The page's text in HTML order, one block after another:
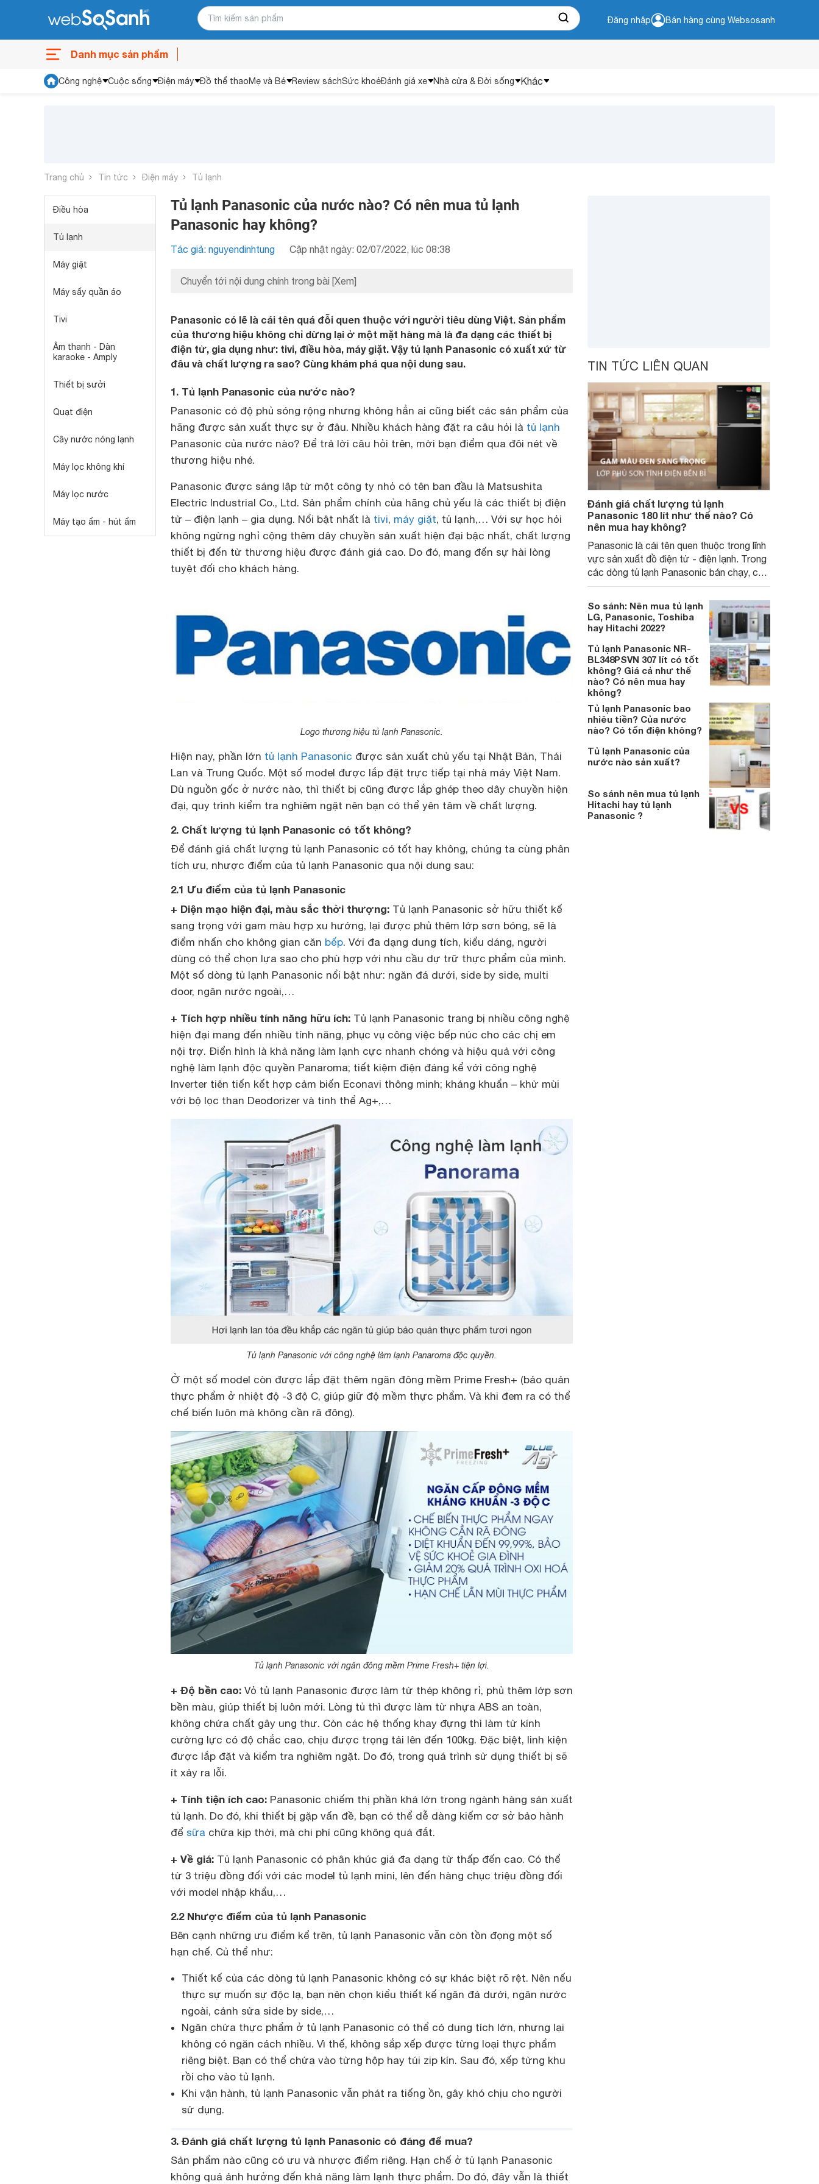
Đăng nhập Bán hàng cùng Websosanh
Danh mục sản phẩm
Công nghệ Cuộc sống Điện máy Đồ thể thaoMẹ và Bé Review sáchSức khoẻĐánh giá xe Nhà cửa & Đời sống Khác
Trang chủ Tin tức Điện máy Tủ lạnh
Điều hòa
Tủ lạnh
Máy giặt
Máy sấy quần áo
Tivi
Âm thanh - Dàn
karaoke - Amply
Thiết bị sưởi
Quạt điện
Cây nước nóng lạnh
Máy lọc không khí
Máy lọc nước
Máy tạo ẩm - hút ẩm
Tủ lạnh Panasonic của nước nào? Có nên mua tủ lạnh
Panasonic hay không?
Tác giả: nguyendinhtung Cập nhật ngày: 02/07/2022, lúc 08:38
Chuyển tới nội dung chính trong bài [Xem]
Panasonic có lẽ là cái tên quá đỗi quen thuộc với người tiêu dùng Việt. Sản phẩm
của thương hiệu không chỉ dừng lại ở một mặt hàng mà là đa dạng các thiết bị
điện tử, gia dụng như: tivi, điều hòa, máy giặt. Vậy tủ lạnh Panasonic có xuất xứ từ
đâu và chất lượng ra sao? Cùng khám phá qua nội dung sau.
1. Tủ lạnh Panasonic của nước nào?
Panasonic có độ phủ sóng rộng nhưng không hẳn ai cũng biết các sản phẩm của
hãng được sản xuất thực sự ở đâu. Nhiều khách hàng đặt ra câu hỏi là tủ lạnh
Panasonic của nước nào? Để trả lời câu hỏi trên, mời bạn điểm qua đôi nét về
thương hiệu nhé.
Panasonic được sáng lập từ một công ty nhỏ có tên ban đầu là Matsushita
Electric Industrial Co., Ltd. Sản phẩm chính của hãng chủ yếu là các thiết bị điện
tử – điện lạnh – gia dụng. Nổi bật nhất là tivi, máy giặt, tủ lạnh,… Với sự học hỏi
không ngừng nghỉ cộng thêm dây chuyền sản xuất hiện đại bậc nhất, chất lượng
thiết bị đến từ thương hiệu được đánh giá cao. Do đó, mang đến sự hài lòng
tuyệt đối cho khách hàng.
Logo thương hiệu tủ lạnh Panasonic.
Hiện nay, phần lớn tủ lạnh Panasonic được sản xuất chủ yếu tại Nhật Bản, Thái
Lan và Trung Quốc. Một số model được lắp đặt trực tiếp tại nhà máy Việt Nam.
Dù nguồn gốc ở nước nào, thì thiết bị cũng được lắp ghép theo dây chuyền hiện
đại, quy trình kiểm tra nghiêm ngặt nên bạn có thể yên tâm về chất lượng.
2. Chất lượng tủ lạnh Panasonic có tốt không?
Để đánh giá chất lượng tủ lạnh Panasonic có tốt hay không, chúng ta cùng phân
tích ưu, nhược điểm của tủ lạnh Panasonic qua nội dung sau:
2.1 Ưu điểm của tủ lạnh Panasonic
+ Diện mạo hiện đại, màu sắc thời thượng: Tủ lạnh Panasonic sở hữu thiết kế
sang trọng với gam màu hợp xu hướng, lại được phủ thêm lớp sơn bóng, sẽ là
điểm nhấn cho không gian căn bếp. Với đa dạng dung tích, kiểu dáng, người
dùng có thể chọn lựa sao cho phù hợp với nhu cầu dự trữ thực phẩm của mình.
Một số dòng tủ lạnh Panasonic nổi bật như: ngăn đá dưới, side by side, multi
door, ngăn nước ngoài,…
+ Tích hợp nhiều tính năng hữu ích: Tủ lạnh Panasonic trang bị nhiều công nghệ
hiện đại mang đến nhiều tính năng, phục vụ công việc bếp núc cho các chị em
nội trợ. Điển hình là khả năng làm lạnh cực nhanh chóng và hiệu quả với công
nghệ làm lạnh độc quyền Panaroma; tiết kiệm điện đáng kể với công nghệ
Inverter tiên tiến kết hợp cảm biến Econavi thông minh; kháng khuẩn – khử mùi
với bộ lọc than Deodorizer và tinh thể Ag+,…
Tủ lạnh Panasonic với công nghệ làm lạnh Panaroma độc quyền.
Ở một số model còn được lắp đặt thêm ngăn đông mềm Prime Fresh+ (bảo quản
thực phẩm ở nhiệt độ -3 độ C, giúp giữ độ mềm thực phẩm. Và khi đem ra có thể
chế biến luôn mà không cần rã đông).
Tủ lạnh Panasonic với ngăn đông mềm Prime Fresh+ tiện lợi.
+ Độ bền cao: Vỏ tủ lạnh Panasonic được làm từ thép không rỉ, phủ thêm lớp sơn
bền màu, giúp thiết bị luôn mới. Lòng tủ thì được làm từ nhựa ABS an toàn,
không chứa chất gây ung thư. Còn các hệ thống khay đựng thì làm từ kính
cường lực có độ chắc cao, chịu được trọng tải lên đến 100kg. Đặc biệt, linh kiện
được lắp đặt và kiểm tra nghiêm ngặt. Do đó, trong quá trình sử dụng thiết bị sẽ
ít xảy ra lỗi.
+ Tính tiện ích cao: Panasonic chiếm thị phần khá lớn trong ngành hàng sản xuất
tủ lạnh. Do đó, khi thiết bị gặp vấn đề, bạn có thể dễ dàng kiếm cơ sở bảo hành
để sữa chữa kịp thời, mà chi phí cũng không quá đắt.
+ Về giá: Tủ lạnh Panasonic có phân khúc giá đa dạng từ thấp đến cao. Có thể
từ 3 triệu đồng đối với các model tủ lạnh mini, lên đến hàng chục triệu đồng đối
với model nhập khẩu,…
2.2 Nhược điểm của tủ lạnh Panasonic
Bên cạnh những ưu điểm kể trên, tủ lạnh Panasonic vẫn còn tồn đọng một số
hạn chế. Củ thể như:
Thiết kế của các dòng tủ lạnh Panasonic không có sự khác biệt rõ rệt. Nên nếu
thực sự muốn sự độc lạ, bạn nên chọn kiểu thiết kế ngăn đá dưới, ngăn nước
ngoài, cánh sửa side by side,…
Ngăn chứa thực phẩm ở tủ lạnh Panasonic có thể có dung tích lớn, nhưng lại
không có ngăn cách nhiều. Vì thế, không sắp xếp được từng loại thực phẩm
riêng biệt. Bạn có thể chứa vào từng hộp hay túi zip kín. Sau đó, xếp từng khu
rồi cho vào tủ lạnh.
Khi vận hành, tủ lạnh Panasonic vẫn phát ra tiếng ồn, gây khó chịu cho người
sử dụng.
3. Đánh giá chất lượng tủ lạnh Panasonic có đáng để mua?
Sản phẩm nào cũng có ưu và nhược điểm riêng. Hạn chế ở tủ lạnh Panasonic
không quá ảnh hưởng đến khả năng làm lạnh thực phẩm. Do đó, đây vẫn là thiết
TIN TỨC LIÊN QUAN
Đánh giá chất lượng tủ lạnh
Panasonic 180 lít như thế nào? Có
nên mua hay không?
Panasonic là cái tên quen thuộc trong lĩnh
vực sản xuất đồ điện tử - điện lạnh. Trong
các dòng tủ lạnh Panasonic bán chạy, có
tủ lạnh Panasonic 180 lít. Cùng tìm hiểu
chất lượng thiết bị và giải đáp câu hỏi có
nên mua hay không qua nội dung sau đây
nhé.
So sánh: Nên mua tủ lạnh
LG, Panasonic, Toshiba
hay Hitachi 2022?
Tủ lạnh Panasonic NR-
BL348PSVN 307 lít có tốt
không? Giá cả như thế
nào? Có nên mua hay
không?
Tủ lạnh Panasonic bao
nhiêu tiền? Của nước
nào? Có tốn điện không?
Tủ lạnh Panasonic của
nước nào sản xuất?
So sánh nên mua tủ lạnh
Hitachi hay tủ lạnh
Panasonic ?